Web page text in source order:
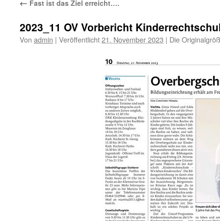
← Fast ist das Ziel erreicht….
2023_11 OV Vorbericht
Von admin | Veröffentlicht21. November 2023 | Die